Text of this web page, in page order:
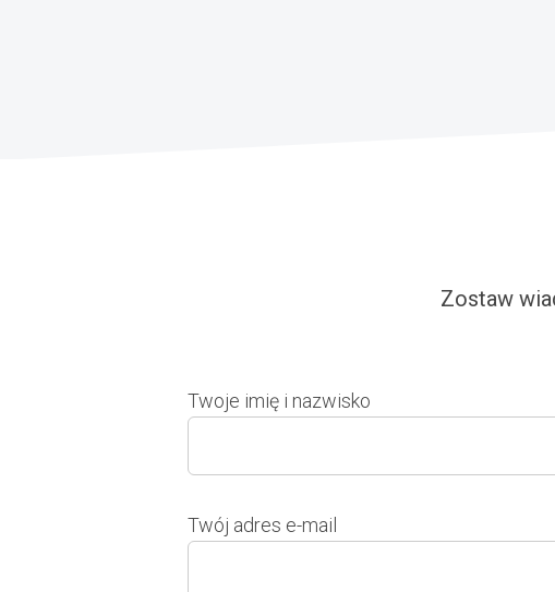
Zostaw
Twoje imię i nazwisko
Twój adres e-mail